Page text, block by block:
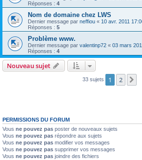
Réponses : 4
Nom de domaine chez LWS
Dernier message par neffiou « 10 avr. 2011
Réponses : 5
Problème www.
Dernier message par valentinp72 « 03 mars
Réponses : 4
Nouveau sujet
33 sujets 1 2
PERMISSIONS DU FORUM
Vous ne pouvez pas poster de nouveaux sujets
Vous ne pouvez pas répondre aux sujets
Vous ne pouvez pas modifier vos messages
Vous ne pouvez pas supprimer vos messages
Vous ne pouvez pas joindre des fichiers